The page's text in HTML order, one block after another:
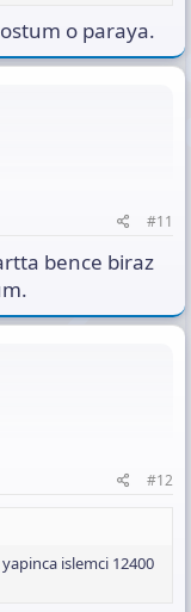
o paraya.
#11
bence biraz
#12
islemci 12400